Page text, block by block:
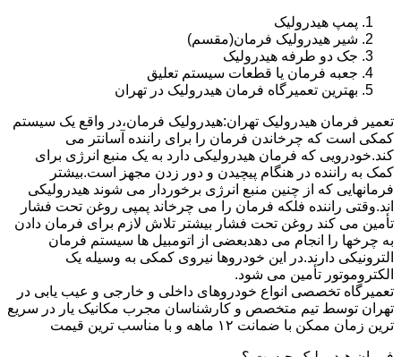
پمپ هیدرولیک
شیر هیدرولیک فرمان(مقسم)
جک دو طرفه هیدرولیک
جعبه فرمان یا قطعات سیستم تعلیق
بهترین تعمیرگاه فرمان هیدرولیک در تهران
تعمیر فرمان هیدرولیک تهران:هیدرولیک فرمان،در واقع یک سیستم
کمکی است که چرخاندن فرمان را برای راننده آسانتر می
کند.خودرویی که فرمان هیدرولیکی دارد به یک منبع انرژی برای
کمک به راننده در هنگام پیچیدن و دور زدن مجهز است.بیشتر
فرمانهایی که از چنین منبع انرژی برخوردار می شوند هیدرولیکی
اند.وقتی راننده فلکه فرمان را می چرخاند پمپی روغن تحت فشار
تأمین می کند روغن تحت فشار بیشتر تلاش لازم برای فرمان دادن
به چرخها را انجام می دهدبعضی از اتومبیل ها سیستم فرمان
الترونیکی دارند.در این خودروها نیروی کمکی به وسیله یک
الکتروموتور تأمین می شود.
تعمیرگاه تخصصی انواع خودروهای داخلی و خارجی و عیب یابی در
تهران توسط تیم متخصص و کارشناسان مجرب مکانیک یار در سریع
ترین زمان ممکن با ضمانت ۱۲ ماهه و با مناسب ترین قیمت